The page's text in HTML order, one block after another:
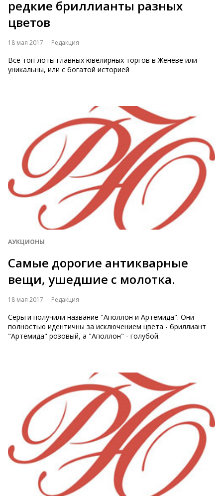
редкие бриллианты разных
цветов
18 мая 2017 Редакция
Все топ-лоты главных ювелирных торгов в Женеве или
уникальны, или с богатой историей
АУКЦИОНЫ
Самые дорогие антикварные
вещи, ушедшие с молотка.
18 мая 2017 Редакция
Серьги получили название "Аполлон и Артемида". Они
полностью идентичны за исключением цвета - бриллиант
"Артемида" розовый, а "Аполлон" - голубой.